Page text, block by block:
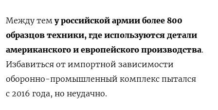
Между тему российской армии более 800
образцов техники, где используются детали
американского и европейского производства.
Избавиться от импортной зависимости
оборонно-промышленный комплекс пытался
с 2016 года, но неудачно.